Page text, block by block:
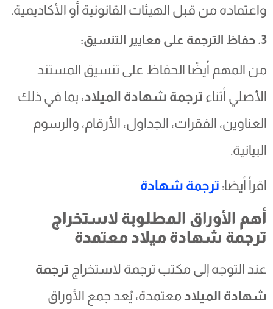
واعتماده من قبل الهيئات القانونية أو الأكاديمية.
3. حفاظ الترجمة على معايير التنسيق:
من المهم أيضًا الحفاظ على تنسيق المستند
الأصلي أثناءترجمة شهادة الميلاد، بما في ذلك
العناوين، الفقرات، الجداول، الأرقام، والرسوم
البيانية.
اقرأ أيضا:ترجمة شهادة
أهم الأوراق المطلوبة لاستخراج
ترجمة شهادة ميلاد معتمدة
عند التوجه إلى مكتب ترجمة لاستخراجترجمة
شهادة الميلادمعتمدة، يُعد جمع الأوراق